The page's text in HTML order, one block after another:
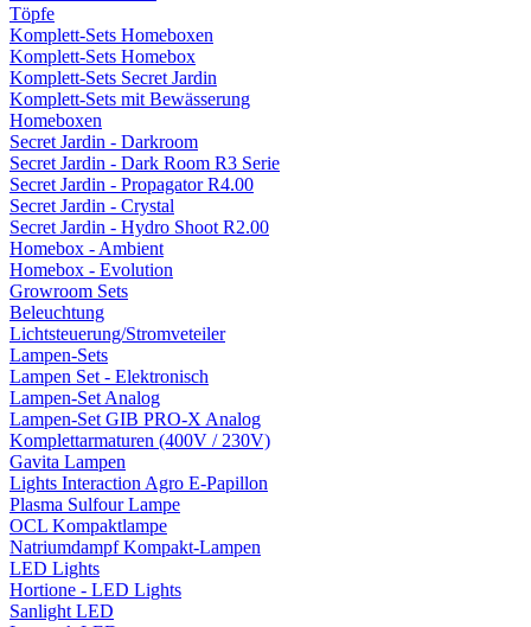
Töpfe
Komplett-Sets Homeboxen
Komplett-Sets Homebox
Komplett-Sets Secret Jardin
Komplett-Sets mit Bewässerung
Homeboxen
Secret Jardin - Darkroom
Secret Jardin - Dark Room R3 Serie
Secret Jardin - Propagator R4.00
Secret Jardin - Crystal
Secret Jardin - Hydro Shoot R2.00
Homebox - Ambient
Homebox - Evolution
Growroom Sets
Beleuchtung
Lichtsteuerung/Stromveteiler
Lampen-Sets
Lampen Set - Elektronisch
Lampen-Set Analog
Lampen-Set GIB PRO-X Analog
Komplettarmaturen (400V / 230V)
Gavita Lampen
Lights Interaction Agro E-Papillon
Plasma Sulfour Lampe
OCL Kompaktlampe
Natriumdampf Kompakt-Lampen
LED Lights
Hortione - LED Lights
Sanlight LED